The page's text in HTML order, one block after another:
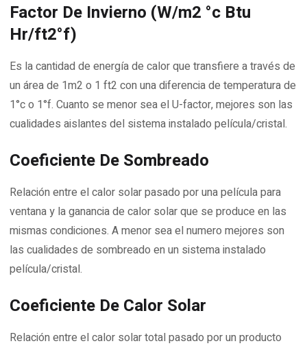
Factor De Invierno (W/m2 °c Btu
Hr/ft2°f)
Es la cantidad de energía de calor que transfiere a través de
un área de 1m2 o 1 ft2 con una diferencia de temperatura de
1°c o 1°f. Cuanto se menor sea el U-factor, mejores son las
cualidades aislantes del sistema instalado película/cristal.
Coeficiente De Sombreado
Relación entre el calor solar pasado por una película para
ventana y la ganancia de calor solar que se produce en las
mismas condiciones. A menor sea el numero mejores son
las cualidades de sombreado en un sistema instalado
película/cristal.
Coeficiente De Calor Solar
Relación entre el calor solar total pasado por un producto